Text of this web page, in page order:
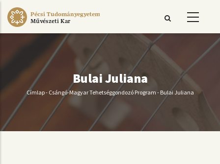
Ugrás
Pécsi Tudományegyetem
Művészeti Kar
Bulai Juliana
Morzsa
Címlap- Csángó-Magyar Tehetséggondozó Program - Bulai Juliana